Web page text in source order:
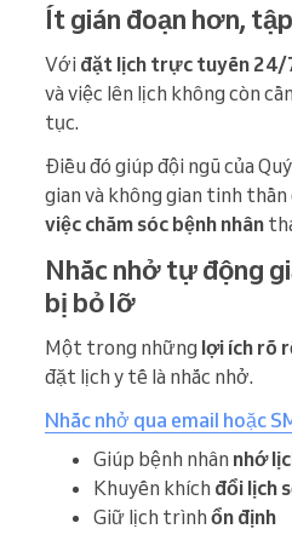
Ít gián đoạn hơn,
Với đặt lịch trực tuyến 24/
và việc lên lịch không còn
tục.
Điều đó giúp đội ngũ của
gian và không gian tinh thần
việc chăm sóc bệnh nhân
Nhắc nhở tự động
bị bỏ lỡ
Một trong những lợi ích rõ
đặt lịch y tế là nhắc nhở.
Nhắc nhở qua email hoặc
Giúp bệnh nhân nhớ
Khuyến khích đổi lịch
Giữ lịch trình ổn định